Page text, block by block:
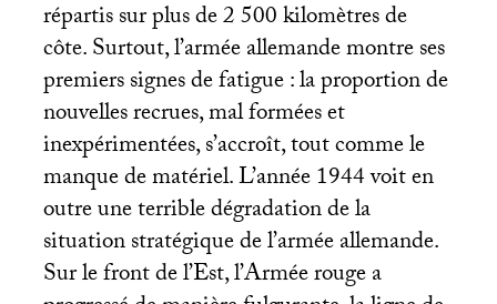
répartis sur plus de 2 500 kilomètres de
côte. Surtout, l’armée allemande montre ses
premiers signes de fatigue : la proportion de
nouvelles recrues, mal formées et
inexpérimentées, s’accroît, tout comme le
manque de matériel. L’année 1944 voit en
outre une terrible dégradation de la
situation stratégique de l’armée allemande.
Sur le front de l’Est, l’Armée rouge a